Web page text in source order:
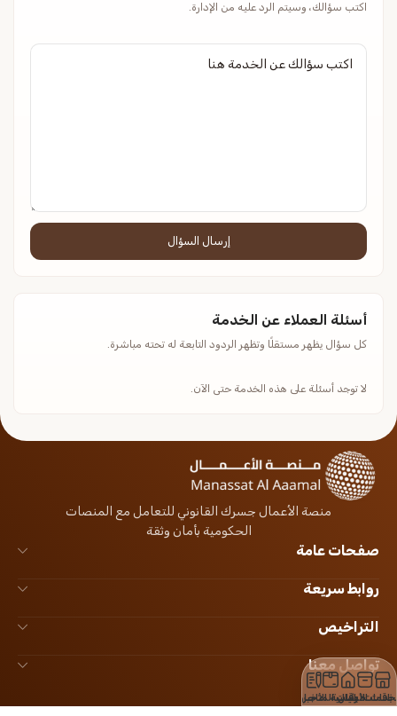
اكتب سؤالك، وسيتم الرد عليه من الإدارة.
إرسال السؤال
أسئلة العملاء عن الخدمة
كل سؤال يظهر مستقلًا وتظهر الردود التابعة له تحته مباشرة.
لا توجد أسئلة على هذه الخدمة حتى الآن.
منصة الأعمال جسرك القانوني للتعامل مع المنصات
الحكومية بأمان وثقة
صفحات عامة
روابط سريعة
التراخيص
تواصل معنا
باقات الأعمال
الرئيسية
باقات المتاجر
الأخبار